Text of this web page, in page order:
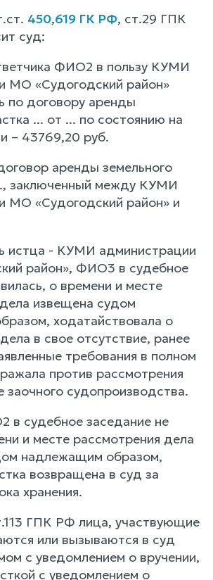
450,619 ГК РФ, ст.29 ГПК
суд:
ФИО2 в пользу КУМИ
МО «Судогодский район»
по договору аренды
... от ... по состоянию на
– 43769,20 руб.
аренды земельного
заключенный между КУМИ
МО «Судогодский район» и
истца - КУМИ администрации
район», ФИО3 в судебное
о времени и месте
извещена судом
ходатайствовала о
в свое отсутствие, ранее
требования в полном
против рассмотрения
заочного судопроизводства.
в судебное заседание не
и месте рассмотрения дела
надлежащим образом,
возвращена в суд за
хранения.
ГПК РФ лица, участвующие
или вызываются в суд
с уведомлением о вручении,
с уведомлением о